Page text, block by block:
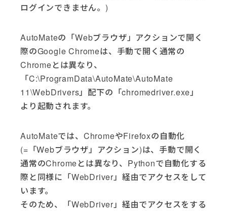
ログインできません。)
AutoMateの「Webブラウザ」アクションで開く
際のGoogle Chromeは、手動で開く通常の
Chromeとは異なり、
「C:\ProgramData\AutoMate\AutoMate
11\WebDrivers」配下の「chromedriver.exe」
より起動されます。
AutoMateでは、ChromeやFirefoxの自動化
(=「Webブラウザ」アクション)は、手動で開く
通常のChromeとは異なり、Pythonで自動化する
際と同様に「WebDriver」経由でアクセスをして
います。
そのため、「WebDriver」経由でアクセスをする